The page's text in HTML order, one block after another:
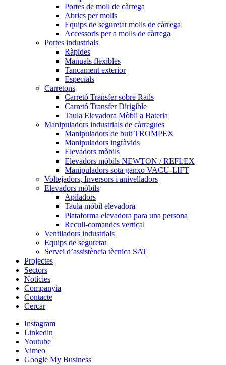
Portes de moll de càrrega
Abrics per molls
Equips de seguretat molls de càrrega
Accessoris per a molls de càrrega
Portes industrials
Ràpides
Manuals flexibles
Tancament exterior
Especials
Carretons
Carretó Transfer sobre Rails
Carretó Transfer Dirigible
Taula Elevadora Mòbil a Bateria
Manipuladors industrials de càrregues
Manipuladors de buit TROMPEX
Manipuladors ingràvids
Elevadors mòbils
Elevadors mòbils NEWTON / REFLEX
Manipuladors sota ganxo VACU-LIFT
Voltejadors, Inversors i anivelladors
Elevadors mòbils
Apiladors
Taula mòbil elevadora
Plataforma elevadora para una persona
Recull-comandes vertical
Ventiladors industrials
Equips de seguretat
Servei d’assistència tècnica SAT
Projectes
Sectors
Notícies
Companyia
Contacte
Cercar
Instagram
Linkedin
Youtube
Vimeo
Google My Business